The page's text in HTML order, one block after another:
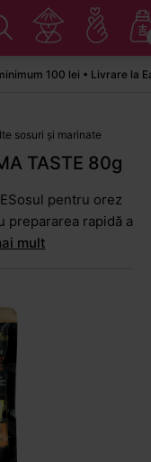
100 lei • Livrare la
sosuri și marinate
TASTE 80g
pentru orez
prepararea rapidă a
mult